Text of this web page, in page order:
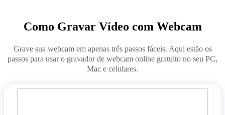
Como Gravar Vídeo com Webcam
Grave sua webcam em apenas três passos fáceis. Aqui estão os
passos para usar o gravador de webcam online gratuito no seu PC,
Mac e celulares.